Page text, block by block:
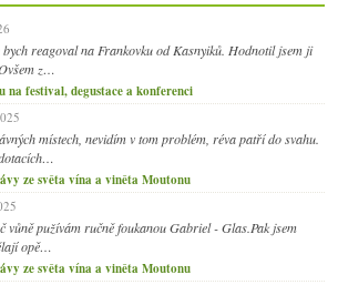
bych reagoval na Frankovku od Kasnyiků. Hodnotil jsem ji
z…
na festival, degustace a konferenci
místech, nevidím v tom problém, réva patří do svahu.
ze světa vína a viněta Moutonu
vůně pužívám ručně foukanou Gabriel - Glas.Pak jsem
opě…
ze světa vína a viněta Moutonu